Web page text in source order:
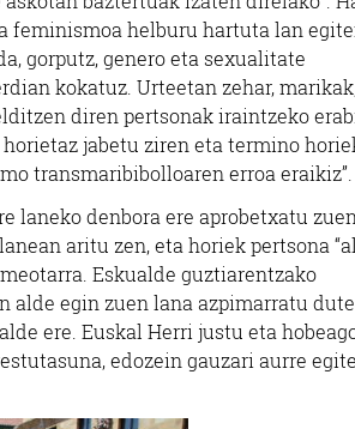
feminismoa helburu hartuta lan
gorputz, genero eta sexualitate
kokatuz. Urteetan zehar,
diren pertsonak iraintzeko
jabetu ziren eta termino
transmaribibolloaren erroa eraikiz”.
laneko denbora ere aprobetxatu
aritu zen, eta horiek pertsona
Eskualde guztiarentzako
alde egin zuen lana azpimarratu
ere. Euskal Herri justu eta
edozein gauzari aurre